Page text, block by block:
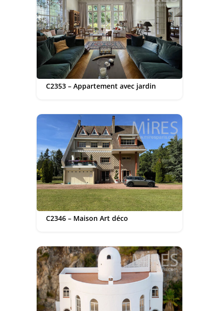
C2353 – Appartement avec jardin
C2346 – Maison Art déco